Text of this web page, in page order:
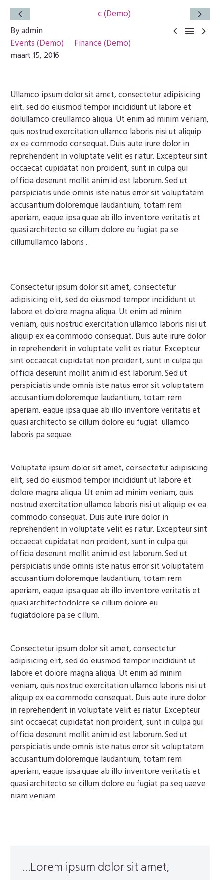
  
By admin
Events (Demo)
Finance (Demo)
maart 15, 2016
Ullamco ipsum dolor sit amet, consectetur adipisicing
elit, sed do eiusmod tempor incididunt ut labore et
dolullamco oreullamco aliqua. Ut enim ad minim veniam,
quis nostrud exercitation ullamco laboris nisi ut aliquip
ex ea commodo consequat. Duis aute irure dolor in
reprehenderit in voluptate velit es riatur. Excepteur sint
occaecat cupidatat non proident, sunt in culpa qui
officia deserunt mollit anim id est laborum. Sed ut
perspiciatis unde omnis iste natus error sit voluptatem
accusantium doloremque laudantium, totam rem
aperiam, eaque ipsa quae ab illo inventore veritatis et
quasi architecto se cillum dolore eu fugiat pa se
cillumullamco laboris .
Consectetur ipsum dolor sit amet, consectetur
adipisicing elit, sed do eiusmod tempor incididunt ut
labore et dolore magna aliqua. Ut enim ad minim
veniam, quis nostrud exercitation ullamco laboris nisi ut
aliquip ex ea commodo consequat. Duis aute irure dolor
in reprehenderit in voluptate velit es riatur. Excepteur
sint occaecat cupidatat non proident, sunt in culpa qui
officia deserunt mollit anim id est laborum. Sed ut
perspiciatis unde omnis iste natus error sit voluptatem
accusantium doloremque laudantium, totam rem
aperiam, eaque ipsa quae ab illo inventore veritatis et
quasi architecto se cillum dolore eu fugiat ullamco
laboris pa sequae.
Voluptate ipsum dolor sit amet, consectetur adipisicing
elit, sed do eiusmod tempor incididunt ut labore et
dolore magna aliqua. Ut enim ad minim veniam, quis
nostrud exercitation ullamco laboris nisi ut aliquip ex ea
commodo consequat. Duis aute irure dolor in
reprehenderit in voluptate velit es riatur. Excepteur sint
occaecat cupidatat non proident, sunt in culpa qui
officia deserunt mollit anim id est laborum. Sed ut
perspiciatis unde omnis iste natus error sit voluptatem
accusantium doloremque laudantium, totam rem
aperiam, eaque ipsa quae ab illo inventore veritatis et
quasi architectodolore se cillum dolore eu
fugiatdolore pa se cillum.
Consectetur ipsum dolor sit amet, consectetur
adipisicing elit, sed do eiusmod tempor incididunt ut
labore et dolore magna aliqua. Ut enim ad minim
veniam, quis nostrud exercitation ullamco laboris nisi ut
aliquip ex ea commodo consequat. Duis aute irure dolor
in reprehenderit in voluptate velit es riatur. Excepteur
sint occaecat cupidatat non proident, sunt in culpa qui
officia deserunt mollit anim id est laborum. Sed ut
perspiciatis unde omnis iste natus error sit voluptatem
accusantium doloremque laudantium, totam rem
aperiam, eaque ipsa quae ab illo inventore veritatis et
quasi architecto se cillum dolore eu fugiat pa seq uaeve
niam veniam.
…Lorem ipsum dolor sit amet,